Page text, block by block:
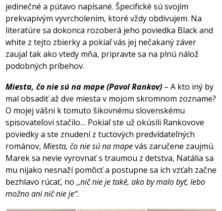
jedinečné a pútavo napísané. Špecifické sú svojím
prekvapivým vyvrcholením, ktoré vždy obdivujem. Na
literatúre sa dokonca rozoberá jeho poviedka Black and
white z tejto zbierky a pokiaľ vás jej nečakaný záver
zaujal tak ako vtedy mňa, pripravte sa na plnú nálož
podobných príbehov.
Miesta, čo nie sú na mape (Pavol Rankov) – A kto iný by
mal obsadiť až dve miesta v mojom skromnom zozname?
O mojej vášni k tomuto šikovnému slovenskému
spisovateľovi stačilo… Pokiaľ ste už okúsili Rankovove
poviedky a ste znudení z tuctových predvídateľných
románov, Miesta, čo nie sú na mapevás zaručene zaujmú.
Marek sa nevie vyrovnať s traumou z detstva, Natália sa
mu nijako nesnaží pomôcť a postupne sa ich vzťah začne
bezhlavo rúcať, no ,,nič nie je také, ako by malo byť, lebo
možno ani nič nie je‘‘.